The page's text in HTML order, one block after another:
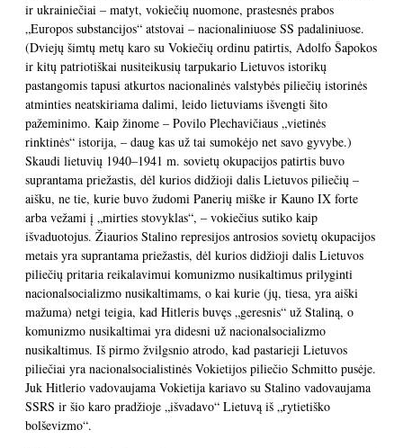
ir ukrainiečiai – matyt, vokiečių nuomone, prastesnės prabos
„Europos substancijos“ atstovai – nacionaliniuose SS padaliniuose.
(Dviejų šimtų metų karo su Vokiečių ordinu patirtis, Adolfo Šapokos
ir kitų patriotiškai nusiteikusių tarpukario Lietuvos istorikų
pastangomis tapusi atkurtos nacionalinės valstybės piliečių istorinės
atminties neatskiriama dalimi, leido lietuviams išvengti šito
pažeminimo. Kaip žinome – Povilo Plechavičiaus „vietinės
rinktinės“ istorija, – daug kas už tai sumokėjo net savo gyvybe.)
Skaudi lietuvių 1940–1941 m. sovietų okupacijos patirtis buvo
suprantama priežastis, dėl kurios didžioji dalis Lietuvos piliečių –
aišku, ne tie, kurie buvo žudomi Panerių miške ir Kauno IX forte
arba vežami į „mirties stovyklas“, – vokiečius sutiko kaip
išvaduotojus. Žiaurios Stalino represijos antrosios sovietų okupacijos
metais yra suprantama priežastis, dėl kurios didžioji dalis Lietuvos
piliečių pritaria reikalavimui komunizmo nusikaltimus prilyginti
nacionalsocializmo nusikaltimams, o kai kurie (jų, tiesa, yra aiški
mažuma) netgi teigia, kad Hitleris buvęs „geresnis“ už Staliną, o
komunizmo nusikaltimai yra didesni už nacionalsocializmo
nusikaltimus. Iš pirmo žvilgsnio atrodo, kad pastarieji Lietuvos
piliečiai yra nacionalsocialistinės Vokietijos piliečio Schmitto pusėje.
Juk Hitlerio vadovaujama Vokietija kariavo su Stalino vadovaujama
SSRS ir šio karo pradžioje „išvadavo“ Lietuvą iš „rytietiško
bolševizmo“.